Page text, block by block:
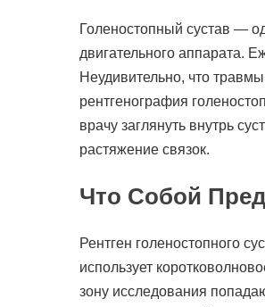
Голеностопный сустав —
двигательного аппарата.
Неудивительно, что
рентгенография
врачу заглянуть внутрь
растяжение связок.
Что Собой
Рентген голеностопного
использует
зону исследования